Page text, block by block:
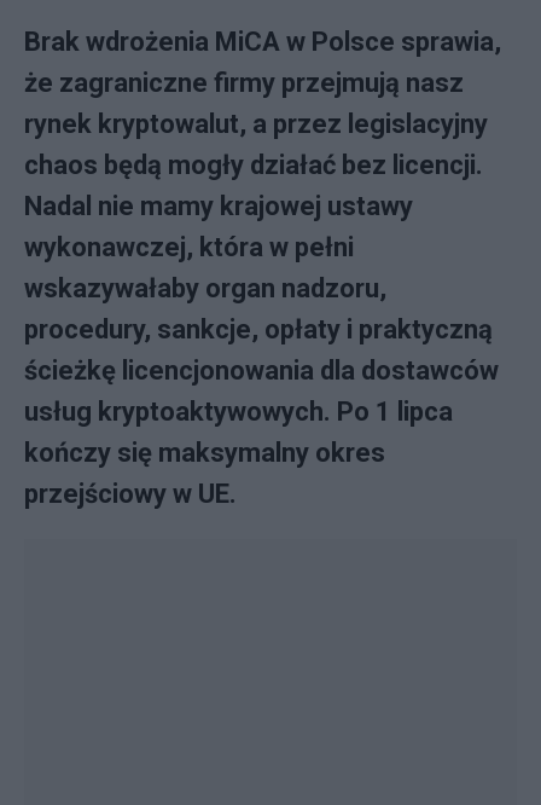
Brak wdrożenia MiCA w Polsce sprawia,
że zagraniczne firmy przejmują nasz
rynek kryptowalut, a przez legislacyjny
chaos będą mogły działać bez licencji.
Nadal nie mamy krajowej ustawy
wykonawczej, która w pełni
wskazywałaby organ nadzoru,
procedury, sankcje, opłaty i praktyczną
ścieżkę licencjonowania dla dostawców
usług kryptoaktywowych. Po 1 lipca
kończy się maksymalny okres
przejściowy w UE.